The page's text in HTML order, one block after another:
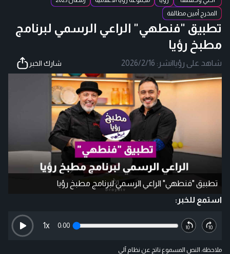
المخرج أمين مطالقة
تطبيق "فنطهي" الراعي الرسمي لبرنامج
مطبخ رؤيا
شاهد على رؤيا|نشر: 2026/2/16 شارك الخبر
تطبيق "فنطهي" الراعي الرسمي لبرنامج مطبخ رؤيا
استمع للخبر:
0:00
1x
ملاحظة: النص المسموع ناتج عن نظام آلي